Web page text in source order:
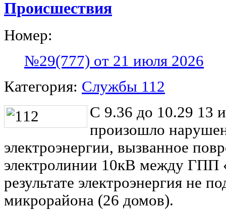
Происшествия
Номер:
№29(777) от 21 июля 2026
Категория: Службы 112
С 9.36 до 10.29 13
произошло
электроэнергии, вызванное
электролинии 10кВ между ГПП
результате электроэнергия не
микрорайона (26 домов).